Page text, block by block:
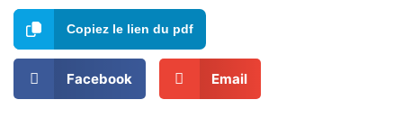
Copiez le lien du pdf
Facebook Email